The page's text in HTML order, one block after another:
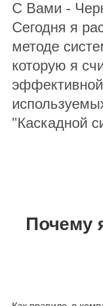
С Вами -
Сегодня я
методе
которую я
"Каскадной
Почему